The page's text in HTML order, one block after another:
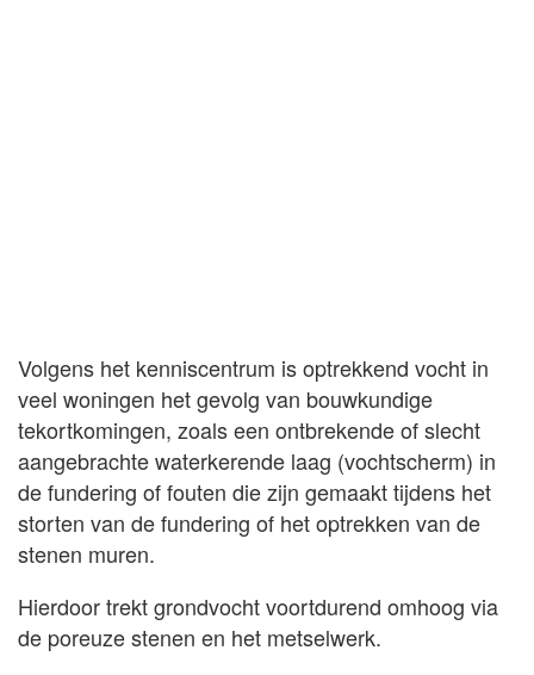
Volgens het kenniscentrum is optrekkend vocht in
veel woningen het gevolg van bouwkundige
tekortkomingen, zoals een ontbrekende of slecht
aangebrachte waterkerende laag (vochtscherm) in
de fundering of fouten die zijn gemaakt tijdens het
storten van de fundering of het optrekken van de
stenen muren.
Hierdoor trekt grondvocht voortdurend omhoog via
de poreuze stenen en het metselwerk.